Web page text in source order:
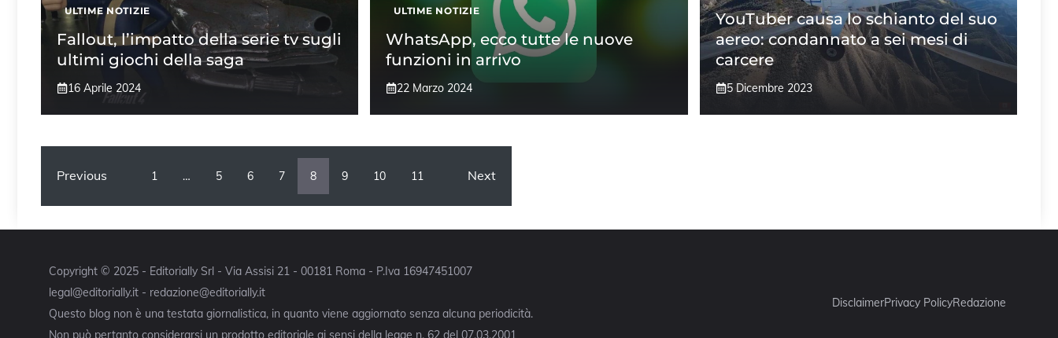
ULTIME NOTIZIE
Fallout, l’impatto della serie tv sugli
ultimi giochi della saga
16 Aprile 2024
ULTIME NOTIZIE
WhatsApp, ecco tutte le nuove
funzioni in arrivo
22 Marzo 2024
YouTuber causa lo schianto del suo
aereo: condannato a sei mesi di
carcere
5 Dicembre 2023
Previous 1 … 5 6 7 8 9 10 11 Next
Copyright © 2025 - Editorially Srl - Via Assisi 21 - 00181 Roma - P.Iva 16947451007
legal@editorially.it - redazione@editorially.it
Questo blog non è una testata giornalistica, in quanto viene aggiornato senza alcuna periodicità.
Non può pertanto considerarsi un prodotto editoriale ai sensi della legge n. 62 del 07.03.2001
DisclaimerPrivacy PolicyRedazione